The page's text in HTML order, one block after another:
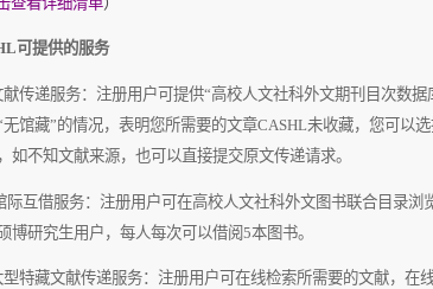
可提供的服务
献传递服务：注册用户可提供“高校人文社科外文期刊目次数
无馆藏”的情况，表明您所需要的文章CASHL未收藏，您可以
如不知文献来源，也可以直接提交原文传递请求。
际互借服务： 注册用户可在高校人文社科外文图书联合目录浏
博研究生用户，每人每次可以借阅5本图书。
型特藏文献传递服务：注册用户可在线检索所需要的文献，在